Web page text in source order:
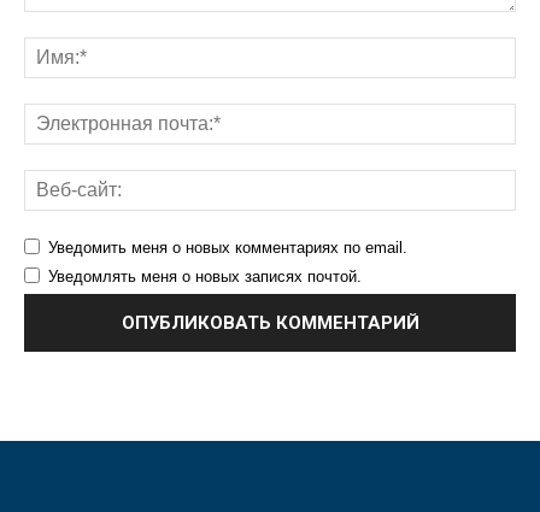
Уведомить меня о новых комментариях по email.
Уведомлять меня о новых записях почтой.